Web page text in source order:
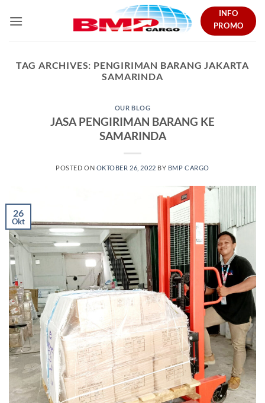
INFO
PROMO
TAG ARCHIVES: PENGIRIMAN BARANG JAKARTA
SAMARINDA
OUR BLOG
JASA PENGIRIMAN BARANG KE
SAMARINDA
POSTED ON OKTOBER 26, 2022 BY BMP CARGO
26
Okt